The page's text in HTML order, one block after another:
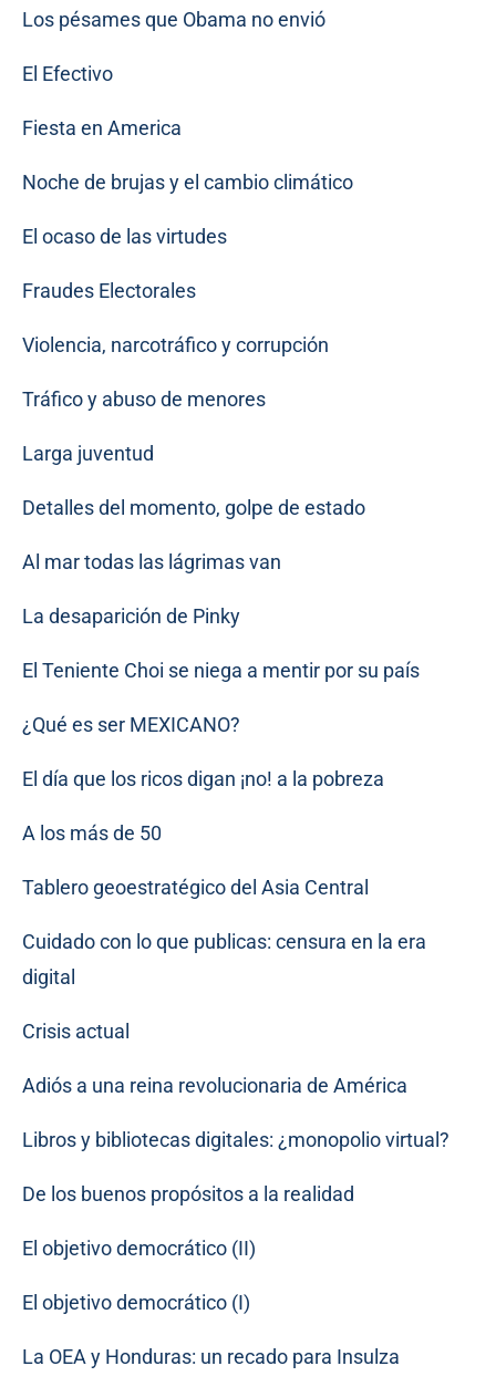
Los pésames que Obama no envió
El Efectivo
Fiesta en America
Noche de brujas y el cambio climático
El ocaso de las virtudes
Fraudes Electorales
Violencia, narcotráfico y corrupción
Tráfico y abuso de menores
Larga juventud
Detalles del momento, golpe de estado
Al mar todas las lágrimas van
La desaparición de Pinky
El Teniente Choi se niega a mentir por su país
¿Qué es ser MEXICANO?
El día que los ricos digan ¡no! a la pobreza
A los más de 50
Tablero geoestratégico del Asia Central
Cuidado con lo que publicas: censura en la era
digital
Crisis actual
Adiós a una reina revolucionaria de América
Libros y bibliotecas digitales: ¿monopolio virtual?
De los buenos propósitos a la realidad
El objetivo democrático (II)
El objetivo democrático (I)
La OEA y Honduras: un recado para Insulza